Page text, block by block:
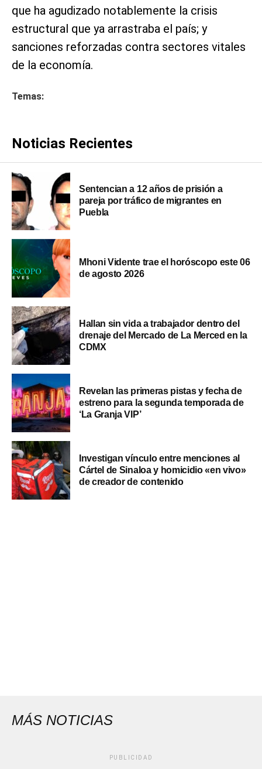
que ha agudizado notablemente la crisis
estructural que ya arrastraba el país; y
sanciones reforzadas contra sectores vitales
de la economía.
Temas:
Noticias Recientes
Sentencian a 12 años de prisión a
pareja por tráfico de migrantes en
Puebla
Mhoni Vidente trae el horóscopo este 06
de agosto 2026
Hallan sin vida a trabajador dentro del
drenaje del Mercado de La Merced en la
CDMX
Revelan las primeras pistas y fecha de
estreno para la segunda temporada de
‘La Granja VIP’
Investigan vínculo entre menciones al
Cártel de Sinaloa y homicidio «en vivo»
de creador de contenido
MÁS NOTICIAS
PUBLICIDAD